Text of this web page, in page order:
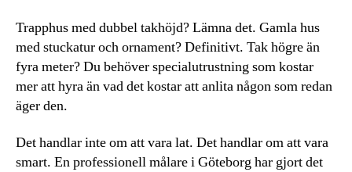
Trapphus med dubbel takhöjd? Lämna det. Gamla hus
med stuckatur och ornament? Definitivt. Tak högre än
fyra meter? Du behöver specialutrustning som kostar
mer att hyra än vad det kostar att anlita någon som redan
äger den.
Det handlar inte om att vara lat. Det handlar om att vara
smart. En professionell målare i Göteborg har gjort det